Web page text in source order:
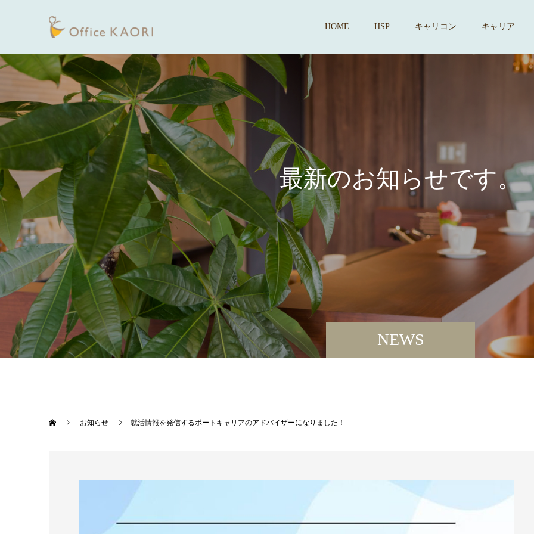
HOME HSP キャリコン キャリア
NEWS
最新のお知 らせです。
お知らせ 就活情報を発信するポートキャリアのアドバイザーになりました！